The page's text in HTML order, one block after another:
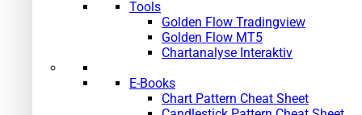
Tools
Golden Flow Tradingview
Golden Flow MT5
Chartanalyse Interaktiv
E-Books
Chart Pattern Cheat Sheet